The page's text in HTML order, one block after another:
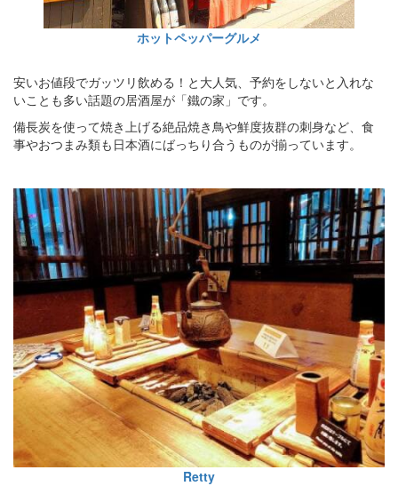
ホットペッパーグルメ
安いお値段でガッツリ飲める！と大人気、予約をしないと入れな
いことも多い話題の居酒屋が「鐵の家」です。
備長炭を使って焼き上げる絶品焼き鳥や鮮度抜群の刺身など、食
事やおつまみ類も日本酒にばっちり合うものが揃っています。
Retty